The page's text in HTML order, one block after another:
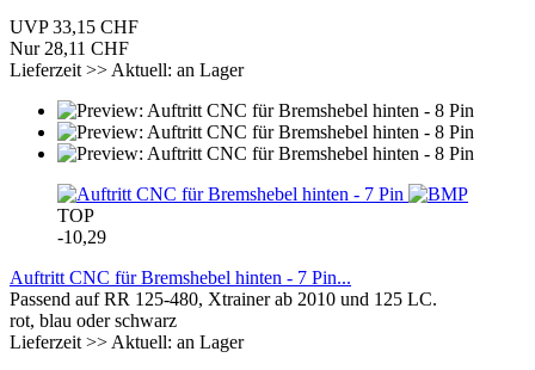
UVP 33,15 CHF
Nur 28,11 CHF
Lieferzeit >> Aktuell: an Lager
TOP
-10,29
Auftritt CNC für Bremshebel hinten - 7 Pin...
Passend auf RR 125-480, Xtrainer ab 2010 und 125 LC.
rot, blau oder schwarz
Lieferzeit >> Aktuell: an Lager